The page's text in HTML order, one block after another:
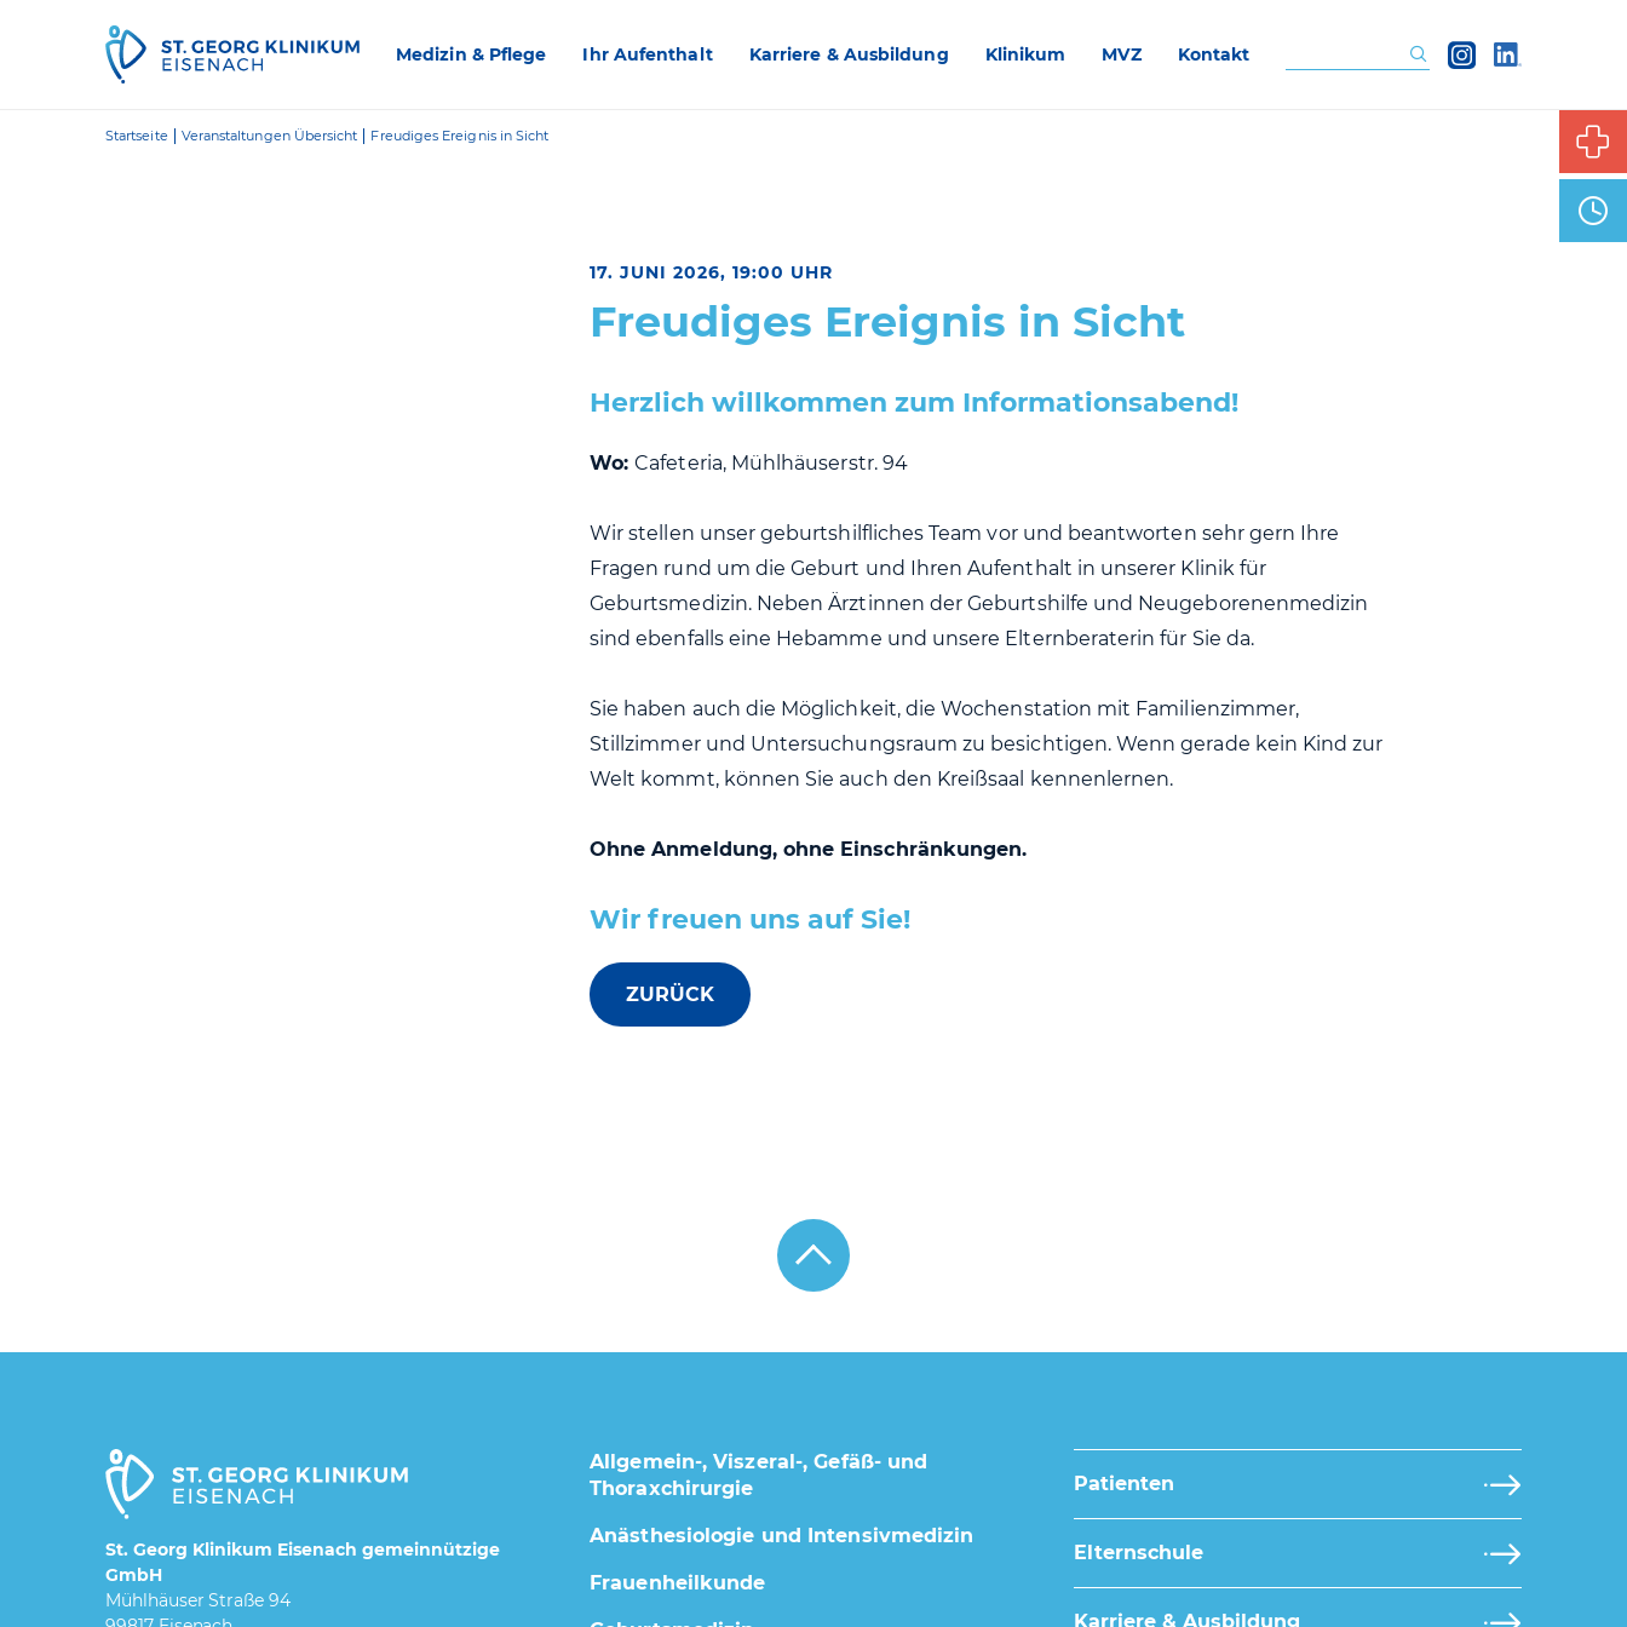
Medizin & Pflege Ihr Aufenthalt Karriere & Ausbildung Klinikum MVZ Kontakt
Startseite Veranstaltungen Übersicht Freudiges Ereignis in Sicht
17. JUNI 2026, 19:00 UHR
Freudiges Ereignis in Sicht
Herzlich willkommen zum Informationsabend!
Wo:Cafeteria, Mühlhäuserstr. 94
Wir stellen unser geburtshilfliches Team vor und beantworten sehr gern Ihre
Fragen rund um die Geburt und Ihren Aufenthalt in unserer Klinik für
Geburtsmedizin. Neben Ärztinnen der Geburtshilfe und Neugeborenenmedizin
sind ebenfalls eine Hebamme und unsere Elternberaterin für Sie da.
Sie haben auch die Möglichkeit, die Wochenstation mit Familienzimmer,
Stillzimmer und Untersuchungsraum zu besichtigen. Wenn gerade kein Kind zur
Welt kommt, können Sie auch den Kreißsaal kennenlernen.
Ohne Anmeldung, ohne Einschränkungen.
Wir freuen uns auf Sie!
ZURÜCK
St. Georg Klinikum Eisenach gemeinnützige
GmbH
Mühlhäuser Straße 94
Allgemein-, Viszeral-, Gefäß- und
Thoraxchirurgie
Anästhesiologie und Intensivmedizin
Frauenheilkunde
Patienten
Elternschule
Karriere & Ausbildung